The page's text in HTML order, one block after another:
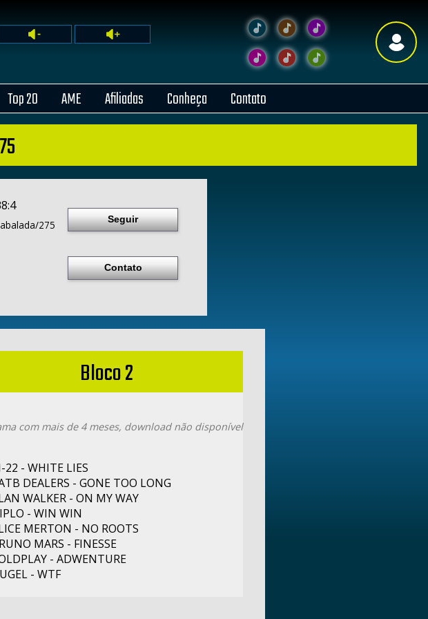
Top 20 AME Afiliadas Conheça Contato
275 Seguir
Contato
Bloco 2
com mais de 4 meses, download não disponível
22 - WHITE LIES
DEALERS - GONE TOO LONG
WALKER - ON MY WAY
- WIN WIN
MERTON - NO ROOTS
MARS - FINESSE
- ADWENTURE
- WTF